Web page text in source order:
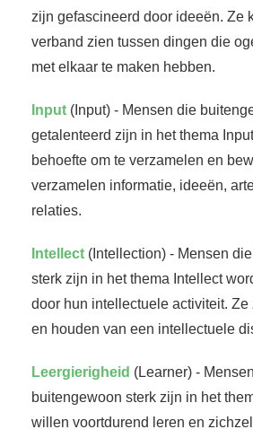
zijn gefascineerd door ideeën. Ze
verband zien tussen dingen die
met elkaar te maken hebben.
Input (Input) - Mensen die
getalenteerd zijn in het thema
behoefte om te verzamelen en
verzamelen informatie, ideeën,
relaties.
Intellect (Intellection) - Mensen
sterk zijn in het thema Intellect
door hun intellectuele activiteit.
en houden van een intellectuele
Leergierigheid (Learner) -
buitengewoon sterk zijn in het
willen voortdurend leren en